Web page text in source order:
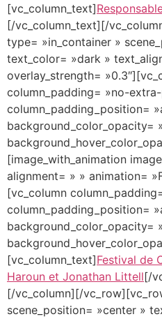
[vc_column_text]
[/vc_column_text][/
type= »in_container »
text_color= »dark »
overlay_strength=
column_padding= »no-
column_padding_position=
background_color_opacity=
[image_with_animation
alignment= » » animation=
[vc_column
column_padding_position=
background_color_opacity=
[vc_column_text]Festival de
Haroun et Jonathan Littell[/
[/vc_column][/
scene_position= »center »